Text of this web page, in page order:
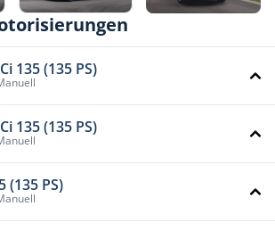
135 (135 PS)
135 (135 PS)
(135 PS)